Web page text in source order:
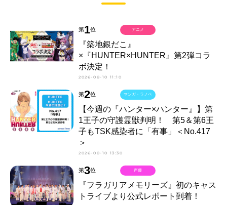
第1位
『築地銀だこ』
×『HUNTER×HUNTER』第2弾コラ
ボ決定！
2026-08-10 11:10
アニメ
第2位
【今週の『ハンター×ハンター』】第
1王子の守護霊獣判明！ 第5＆第6王
子もTSK感染者に「有事」＜No.417
＞
2026-08-10 13:30
マンガ・ラノベ
第3位
『フラガリアメモリーズ』初のキャス
トライブより公式レポート到着！
声優